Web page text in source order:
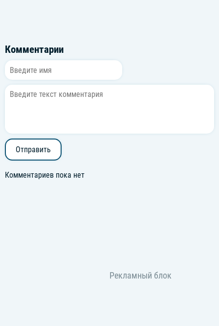
Комментарии
Отправить
Комментариев пока нет